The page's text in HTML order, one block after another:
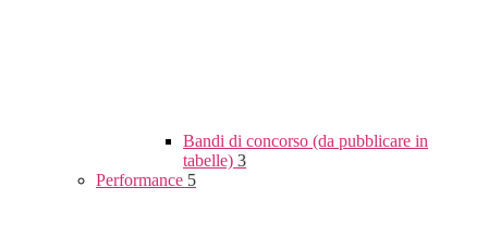
Bandi di concorso (da pubblicare in
tabelle) 3
Performance 5